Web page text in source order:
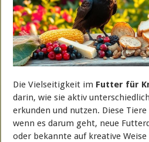
Die Vielseitigkeit im Futter für
darin, wie sie aktiv
erkunden und nutzen. Diese
wenn es darum geht, neue
oder bekannte auf kreative